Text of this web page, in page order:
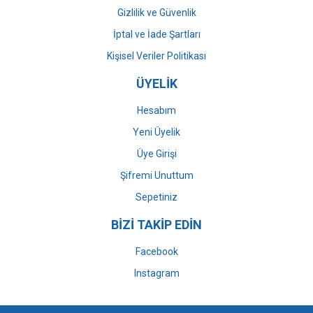
Gizlilik ve Güvenlik
İptal ve İade Şartları
Kişisel Veriler Politikası
ÜYELİK
Hesabım
Yeni Üyelik
Üye Girişi
Şifremi Unuttum
Sepetiniz
BİZİ TAKİP EDİN
Facebook
Instagram